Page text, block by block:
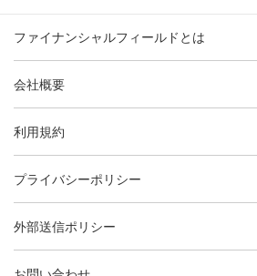
ファイナンシャルフィールドとは
会社概要
利用規約
プライバシーポリシー
外部送信ポリシー
お問い合わせ